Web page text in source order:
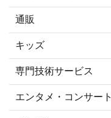
通販
キッズ
専門技術サービス
エンタメ・コンサート